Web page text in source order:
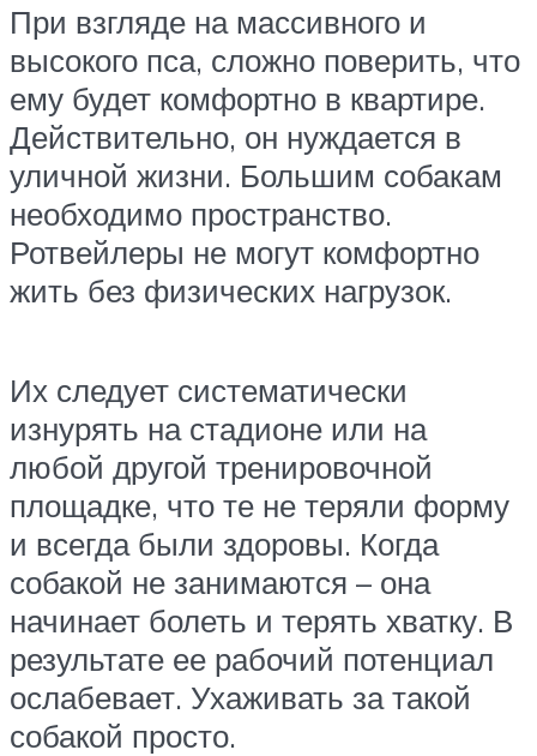
При взгляде на массивного и
высокого пса, сложно поверить, что
ему будет комфортно в квартире.
Действительно, он нуждается в
уличной жизни. Большим собакам
необходимо пространство.
Ротвейлеры не могут комфортно
жить без физических нагрузок.
Их следует систематически
изнурять на стадионе или на
любой другой тренировочной
площадке, что те не теряли форму
и всегда были здоровы. Когда
собакой не занимаются – она
начинает болеть и терять хватку. В
результате ее рабочий потенциал
ослабевает. Ухаживать за такой
собакой просто.